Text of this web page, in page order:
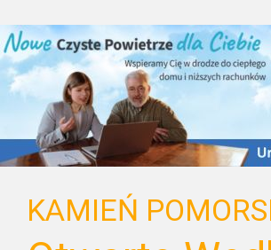
KAMIEŃ